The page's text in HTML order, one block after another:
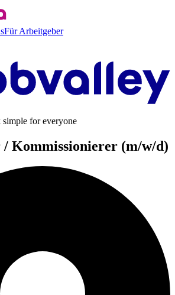
Für Arbeitgeber
for everyone
Kommissionierer (m/w/d)